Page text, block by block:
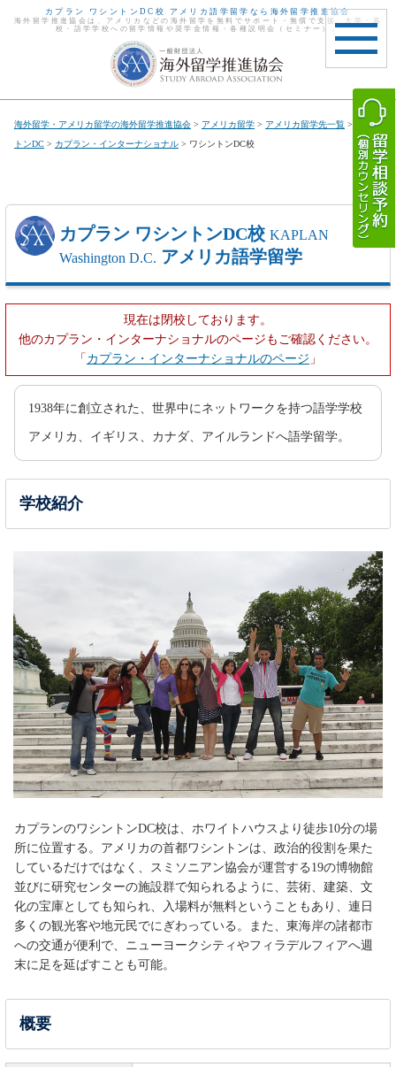
toggle
カプラン ワシントンDC校 アメリカ語学留学なら海外留学推進協会
海外留学推進協会は、アメリカなどの海外留学を無料でサポート・無償で支援。大学・高
校・語学学校への留学情報や奨学金情報・各種説明会（セミナー）。
海外留学・アメリカ留学の海外留学推進協会 > アメリカ留学 > アメリカ留学先一覧 >
ワシン
トンDC > カプラン・インターナショナル > ワシントンDC校
カプラン ワシントンDC校 KAPLAN
Washington D.C. アメリカ語学留学
現在は閉校しております。
他のカプラン・インターナショナルのページもご確認ください。
「 カプラン・インターナショナルのページ 」
1938年に創立された、世界中にネットワークを持つ語学学校
アメリカ、イギリス、カナダ、アイルランドへ語学留学。
学校紹介
カプランのワシントンDC校は、ホワイトハウスより徒歩10分の場
所に位置する。アメリカの首都ワシントンは、政治的役割を果た
しているだけではなく、スミソニアン協会が運営する19の博物館
並びに研究センターの施設群で知られるように、芸術、建築、文
化の宝庫としても知られ、入場料が無料ということもあり、連日
多くの観光客や地元民でにぎわっている。また、東海岸の諸都市
への交通が便利で、ニューヨークシティやフィラデルフィアへ週
末に足を延ばすことも可能。
概要